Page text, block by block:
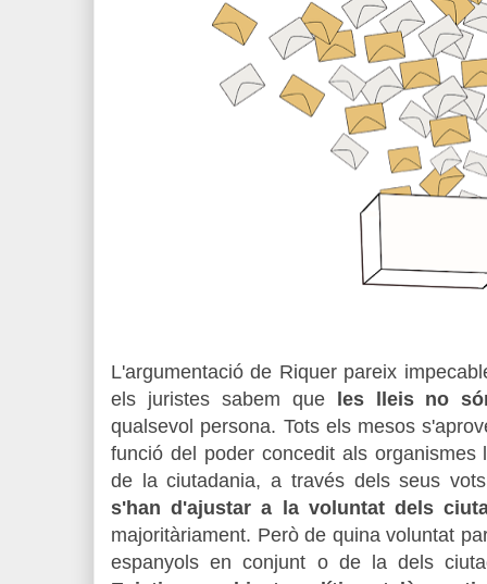
L'argumentació de Riquer pareix
els juristes sabem que
les lleis no
qualsevol persona. Tots els mesos
funció del poder concedit als organismes
de la ciutadania, a través dels seus vots
s'han d'ajustar a la voluntat dels
majoritàriament. Però de quina voluntat
espanyols en conjunt o de la dels